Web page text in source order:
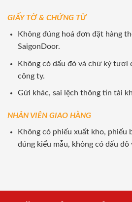
GIẤY TỜ & CHỨNG TỪ
Không đúng hoá đơn đặt hàng
SaigonDoor.
Không có dấu đỏ và chữ ký tươi
công ty.
Gửi khác, sai lệch thông tin tài
NHÂN VIÊN GIAO HÀNG
Không có phiếu xuất kho, phiếu
đúng kiểu mẫu, không có dấu